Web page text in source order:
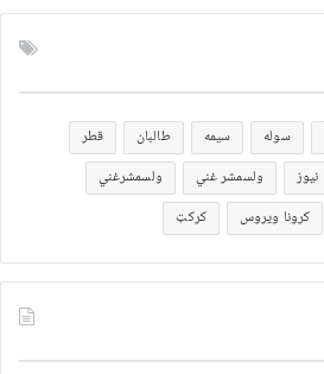
سوله سیمه طالبان
قطر
نیوز ولسمشر غني
ولسمشرغني
کرونا ویروس کرکټ